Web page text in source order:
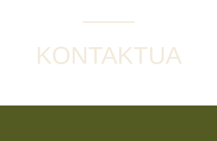
KONTAKTUA